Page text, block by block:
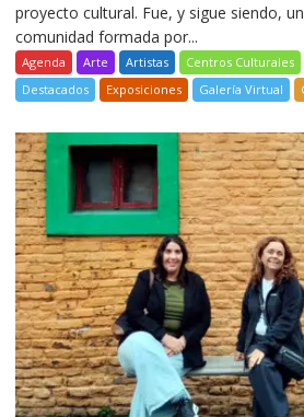
proyecto cultural. Fue, y sigue siendo,
comunidad formada por...
Agenda Arte Artistas Centros Culturales
Destacados
Exposiciones Galería Virtual